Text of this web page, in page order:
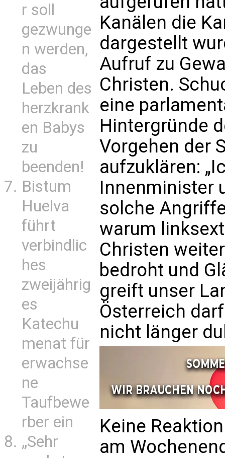
r soll
gezwunge
n werden,
das
Leben des
herzkrank
en Babys
zu
beenden!
Bistum
Huelva
führt
verbindlic
hes
zweijährig
es
Katechu
menat für
erwachse
ne
Taufbewe
rber ein
„Sehr
Kanälen die
dargestellt
Aufruf zu
Christen.
eine
Hintergründe
Vorgehen der
aufzuklären:
Innenminister
solche
warum
Christen
bedroht und
greift unser
Österreich
nicht länger
Keine
am